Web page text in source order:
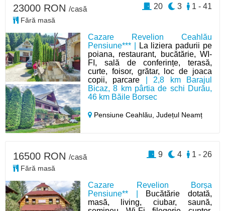
Cazare Revelion Ceahlău
Pensiune*** |
La liziera padurii pe
poiana, restaurant, bucătărie, WI-
FI, sală de conferințe, terasă,
curte, foisor, grătar, loc de joaca
copii, parcare | 2,8 km Barajul
Bicaz, 8 km pârtia de schi Durău,
46 km Băile Borsec
Pensiune Ceahlău,Județul Neamț
23000 RON /casă
Fără masă
1 - 41
3
20
Cazare Revelion Borșa
Pensiune** | Bucătărie dotată,
masă, living, ciubar, saună,
16500 RON /casă
Fără masă
1 - 26
4
9